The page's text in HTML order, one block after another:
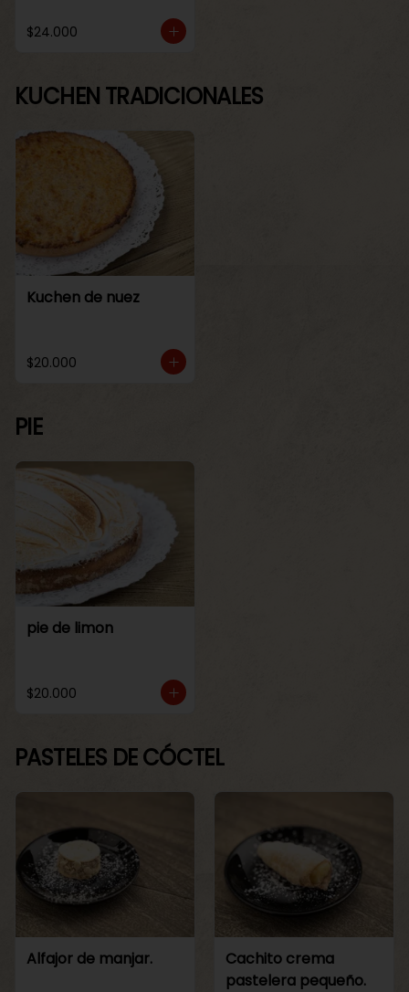
$24.000
KUCHEN TRADICIONALES
Kuchen de nuez
$20.000
PIE
pie de limon
$20.000
PASTELES DE CÓCTEL
Alfajor de manjar.
Cachito crema
pastelera pequeño.